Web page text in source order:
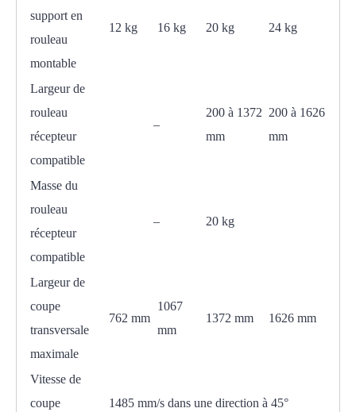
support en
rouleau
montable
12 kg 16 kg 20 kg 24 kg
Largeur de
rouleau
récepteur
compatible
–
200 à 1372
mm
200 à 1626
mm
Masse du
rouleau
récepteur
compatible
– 20 kg
Largeur de
coupe
transversale
maximale
762 mm
1067
mm
1372 mm 1626 mm
Vitesse de
coupe
1485 mm/s dans une direction à 45°